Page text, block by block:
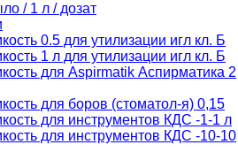
/ 1 л / дозат
0.5 для утилизации игл кл. Б
1 л для утилизации игл кл. Б
для Aspirmatik Аспирматика 2
для боров (стоматол-я) 0,15
для инструментов КДС -1-1 л
для инструментов КДС -10-10